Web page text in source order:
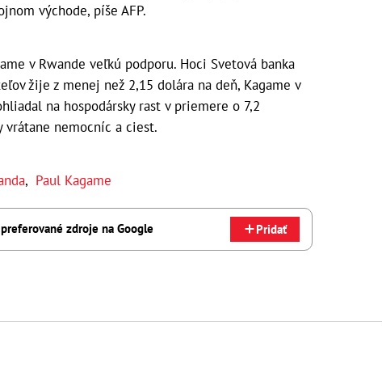
východe, píše AFP.
v Rwande veľkú podporu. Hoci Svetová banka
žije z menej než 2,15 dolára na deň, Kagame v
na hospodársky rast v priemere o 7,2
nemocníc a ciest.
, Paul Kagame
zdroje na Google Pridať